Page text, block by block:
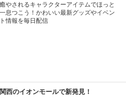
癒やされるキャラクターアイテムでほっと
一息つこう！かわいい最新グッズやイベン
ト情報を毎日配信
関西のイオンモールで新発見！